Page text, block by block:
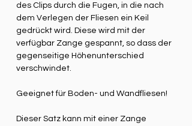
des Clips durch die Fugen, in die nach
dem Verlegen der Fliesen ein Keil
gedrückt wird. Diese wird mit der
verfügbar Zange gespannt, so dass der
gegenseitige Höhenunterschied
verschwindet.
Geeignet für Boden- und Wandfliesen!
Dieser Satz kann mit einer Zange